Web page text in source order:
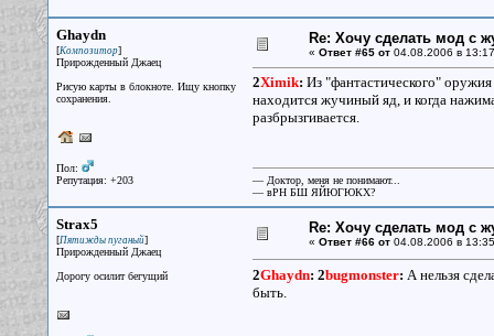
Ghaydn
[Композитор]
Прирожденный Джаец
Рисую карты в блокноте. Ищу кнопку
сохранения.
Пол:
Репутация: +203
Re: Хочу сделать мод с
« Ответ #65 от04.08.2006 в
2Ximik: Из "фантастического" оружия
находится жучиный яд, и когда
разбрызгивается.
— Доктор, меня не понимают...
— вРН БШ ЯЙЮГЮКХ?
Strax5
[Пятижды пуганый]
Прирожденный Джаец
Дорогу осилит бегущий
Re: Хочу сделать мод с
« Ответ #66 от04.08.2006 в
2Ghaydn: 2bugmonster: А нельзя
быть.